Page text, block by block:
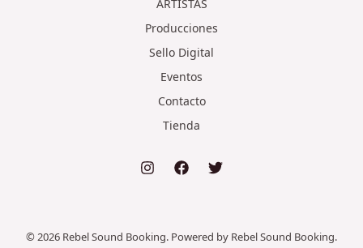
ARTISTAS
Producciones
Sello Digital
Eventos
Contacto
Tienda
© 2026 Rebel Sound Booking. Powered by Rebel Sound Booking.